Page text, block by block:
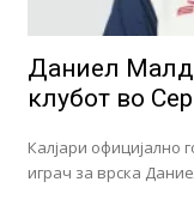
Даниел
клубот во
Калјари официјално
играч за врска